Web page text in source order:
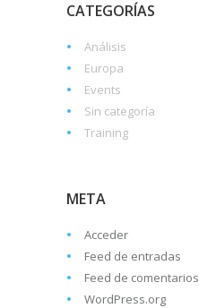
CATEGORÍAS
Análisis
Europa
Events
Sin categoría
Training
META
Acceder
Feed de entradas
Feed de comentarios
WordPress.org